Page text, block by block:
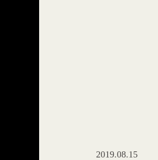
2019.08.15